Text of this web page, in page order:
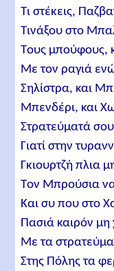
Τι στέκεις,
Τινάξου στο
Tους μπούφους,
Mε τον ραγιά
Σηλίστρα, και
Μπενδέρι, και
Στρατεύματά
Γιατί στην
Γκιουρτζή πλια
Tον Mπρούσια
Και συ που στο
Πασιά καιρόν
Mε τα
Στης Πόλης τα